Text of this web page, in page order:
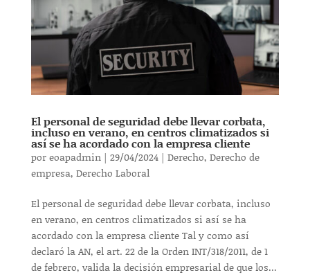
El personal de seguridad debe llevar corbata,
incluso en verano, en centros climatizados si
así se ha acordado con la empresa cliente
poreoapadmin| 29/04/2024| Derecho, Derecho de
empresa, Derecho Laboral
El personal de seguridad debe llevar corbata, incluso
en verano, en centros climatizados si así se ha
acordado con la empresa cliente Tal y como así
declaró la AN, el art. 22 de la Orden INT/318/2011, de 1
de febrero, valida la decisión empresarial de que los...